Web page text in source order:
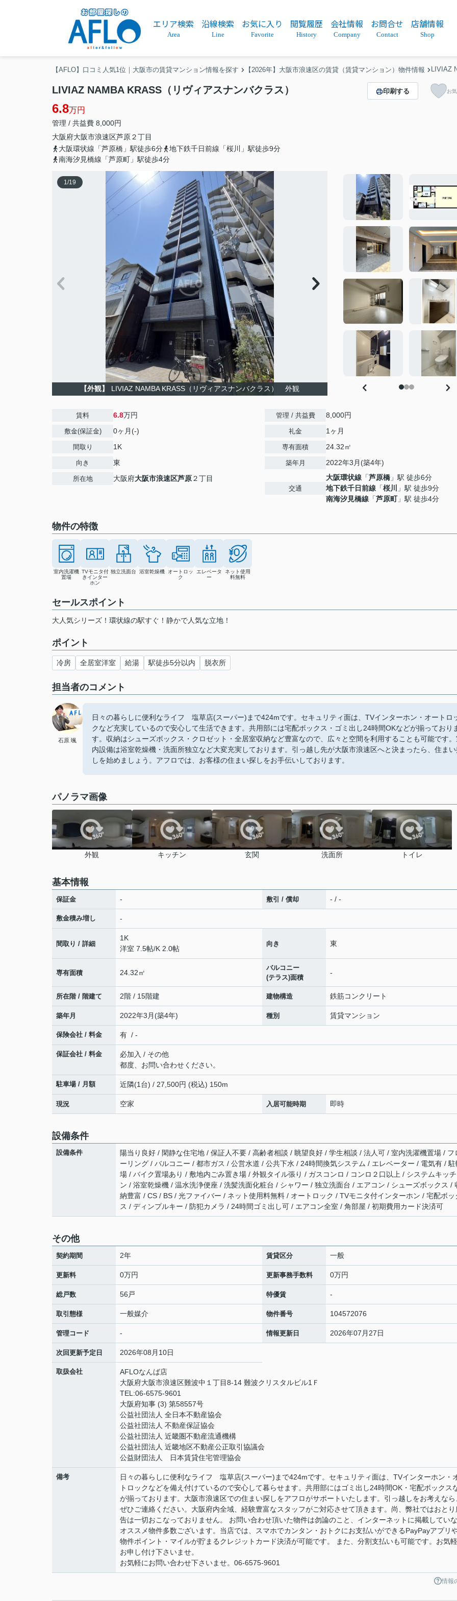
エリア検索
Area
沿線検索
Line
お気に入り
Favorite
閲覧履歴
History
会社情報
Company
お問合せ
Contact
店舗情報
Shop
【AFLO】口コミ人気1位｜大阪市の賃貸マンション情報を探す 【2026年】大阪市浪速区の賃貸（賃貸マンション）物件情報 LIVIAZ
LIVIAZ NAMBA KRASS（リヴィアスナンバクラス）
6.8万円
管理 / 共益費 8,000円
大阪府大阪市浪速区芦原２丁目
大阪環状線「芦原橋」駅徒歩6分
地下鉄千日前線「桜川」駅徒歩9分
南海汐見橋線「芦原町」駅徒歩4分
印刷する お
1/19
【外観】 LIVIAZ NAMBA KRASS（リヴィアスナンバクラス） 外観
賃料 6.8万円
敷金(保証金) 0ヶ月(-)
間取り 1K
向き 東
所在地 大阪府大阪市浪速区芦原２丁目
管理 / 共益費 8,000円
礼金 1ヶ月
専有面積 24.32㎡
築年月 2022年3月(築4年)
交通
大阪環状線 「芦原橋 」駅 徒歩6分
地下鉄千日前線 「桜川
」駅 徒歩9分
南海汐見橋線 「芦原町」駅 徒歩4分
物件の特徴
室内洗濯機
置場
TVモニタ付
きインター
ホン
独立洗面台 浴室乾燥機
オートロッ
ク
エレベータ
ー
ネット使用
料無料
セールスポイント
大人気シリーズ！環状線の駅すぐ！静かで人気な立地！
ポイント
冷房 全居室洋室 給湯 駅徒歩5分以内 脱衣所
担当者のコメント
石原 颯
日々の暮らしに便利なライフ 塩草店(スーパー)まで424mです。セキュリティ面は、TVインターホン・オートロ
クなど充実しているので安心して生活できます。共用部には宅配ボックス・ゴミ出し24時間OKなどが揃っており
す。収納はシューズボックス・クロゼット・全居室収納など豊富なので、広々と空間を利用することも可能です。
内設備は浴室乾燥機・洗面所独立など大変充実しております。引っ越し先が大阪市浪速区へと決まったら、住まい
しを始めましょう。アフロでは、お客様の住まい探しをお手伝いしております。
パノラマ画像
外観 キッチン 玄関 洗面所 トイレ
基本情報
保証金 - 敷引 / 償却 - / -
敷金積み増し -
間取り / 詳細
1K
洋室 7.5帖/K 2.0帖
向き 東
専有面積 24.32㎡
バルコニー
(テラス)面積
-
所在階 / 階建て 2階 / 15階建 建物構造 鉄筋コンクリート
築年月 2022年3月(築4年) 種別 賃貸マンション
保険会社 / 料金 有 / -
保証会社 / 料金
必加入 / その他
都度、お問い合わせください。
駐車場 / 月額 近隣(1台) / 27,500円 (税込) 150m
現況 空家 入居可能時期 即時
設備条件
設備条件
陽当り良好 / 閑静な住宅地 / 保証人不要 / 高齢者相談 / 眺望良好 / 学生相談 / 法人可 / 室内洗濯機置場 / フ
ーリング / バルコニー / 都市ガス / 公営水道 / 公共下水 / 24時間換気システム / エレベーター / 電気有 / 駐
場 / バイク置場あり / 敷地内ごみ置き場 / 外観タイル張り / ガスコンロ / コンロ２口以上 / システムキッチ
ン / 浴室乾燥機 / 温水洗浄便座 / 洗髪洗面化粧台 / シャワー / 独立洗面台 / エアコン / シューズボックス /
納豊富 / CS / BS / 光ファイバー / ネット使用料無料 / オートロック / TVモニタ付インターホン / 宅配ボッ
ス / ディンプルキー / 防犯カメラ / 24時間ゴミ出し可 / エアコン全室 / 角部屋 / 初期費用カード決済可
その他
契約期間 2年 賃貸区分 一般
更新料 0万円 更新事務手数料 0万円
総戸数 56戸 特優賃 -
取引態様 一般媒介 物件番号 104572076
管理コード - 情報更新日 2026年07月27日
次回更新予定日 2026年08月10日
取扱会社
AFLOなんば店
大阪府大阪市浪速区難波中１丁目8-14 難波クリスタルビル1Ｆ
TEL:06-6575-9601
大阪府知事 (3) 第58557号
公益社団法人 全日本不動産協会
公益社団法人 不動産保証協会
公益社団法人 近畿圏不動産流通機構
公益社団法人 近畿地区不動産公正取引協議会
公益財団法人 日本賃貸住宅管理協会
備考
日々の暮らしに便利なライフ 塩草店(スーパー)まで424mです。セキュリティ面は、TVインターホン・
トロックなどを備え付けているので安心して暮らせます。共用部にはゴミ出し24時間OK・宅配ボックス
が揃っております。大阪市浪速区での住まい探しをアフロがサポートいたします。引っ越しをお考えなら
ぜひご連絡ください。大阪府内全域、経験豊富なスタッフがご対応させて頂きます。尚、弊社ではおとり
告は一切おこなっておりません。 お問い合わせ頂いた物件は勿論のこと、インターネットに掲載してい
オススメ物件多数ございます。当店では、スマホでカンタン・おトクにお支払いができるPayPayアプリ
物件ポイント・マイルが貯まるクレジットカード決済が可能です。 また、分割支払いも可能です。お気
お申し付け下さいませ。
お気軽にお問い合わせ下さいませ。06-6575-9601
情報